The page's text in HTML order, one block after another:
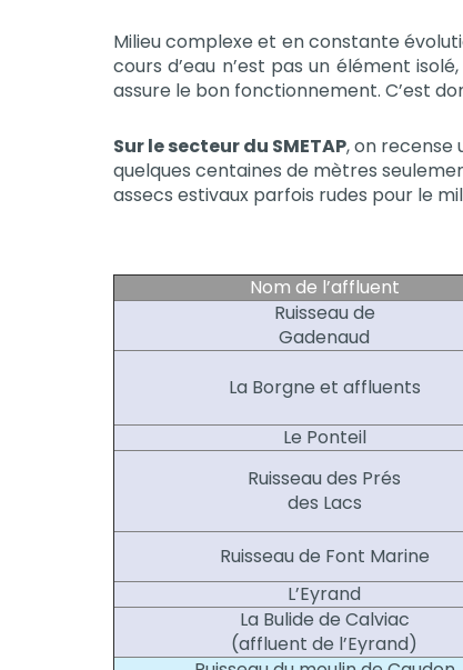
Milieu complexe et en constante
cours d’eau n’est pas un élément
assure le bon fonctionnement. C’est
Sur le secteur du SMETAP, on recense
quelques centaines de mètres
assecs estivaux parfois rudes pour le
Nom de l’affluent
Ruisseau de
Gadenaud
La Borgne et affluents
Le Ponteil
Ruisseau des Prés
des Lacs
Ruisseau de Font Marine
L’Eyrand
La Bulide de Calviac
(affluent de l’Eyrand)